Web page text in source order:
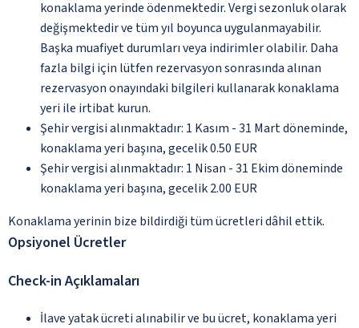
konaklama yerinde ödenmektedir. Vergi sezonluk olarak
değişmektedir ve tüm yıl boyunca uygulanmayabilir.
Başka muafiyet durumları veya indirimler olabilir. Daha
fazla bilgi için lütfen rezervasyon sonrasında alınan
rezervasyon onayındaki bilgileri kullanarak konaklama
yeri ile irtibat kurun.
Şehir vergisi alınmaktadır: 1 Kasım - 31 Mart döneminde,
konaklama yeri başına, gecelik 0.50 EUR
Şehir vergisi alınmaktadır: 1 Nisan - 31 Ekim döneminde
konaklama yeri başına, gecelik 2.00 EUR
Konaklama yerinin bize bildirdiği tüm ücretleri dâhil ettik.
Opsiyonel Ücretler
Check-in Açıklamaları
İlave yatak ücreti alınabilir ve bu ücret, konaklama yeri